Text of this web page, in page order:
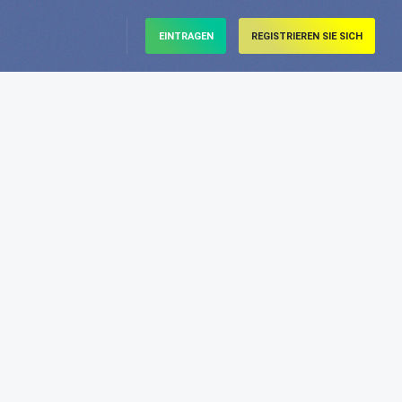
EINTRAGEN REGISTRIEREN SIE SICH